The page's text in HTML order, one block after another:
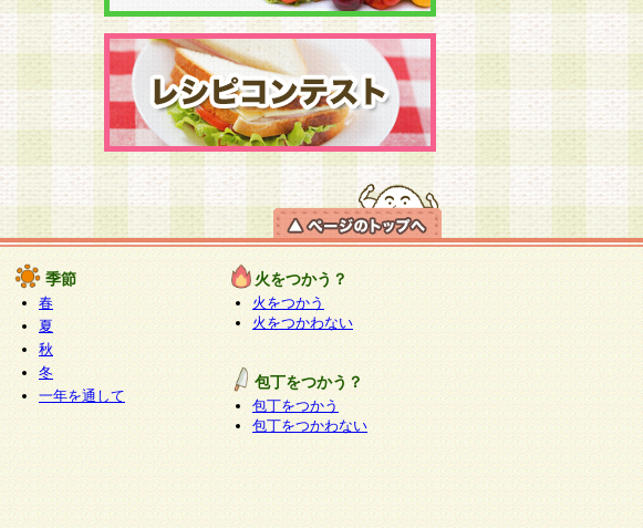
季節
春
夏
秋
冬
一年を通して
火をつかう？
火をつかう
火をつかわない
包丁をつかう？
包丁をつかう
包丁をつかわない